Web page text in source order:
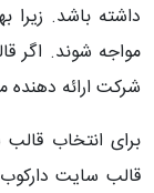
داشته باشد.
مواجه شوند. اگر
شرکت ارائه دهنده
برای انتخاب
قالب سایت